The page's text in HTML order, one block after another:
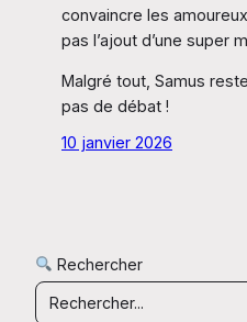
convaincre les
pas l’ajout d’une super
Malgré tout, Samus
pas de débat !
10 janvier 2026
Rechercher